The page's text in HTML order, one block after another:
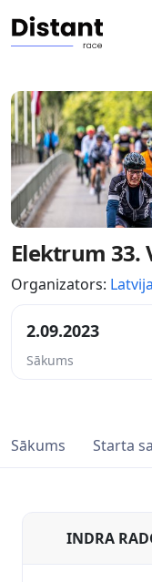
Elektrum 33.
Organizators:
2.09.2023
Sākums
Sākums Starta
INDRA